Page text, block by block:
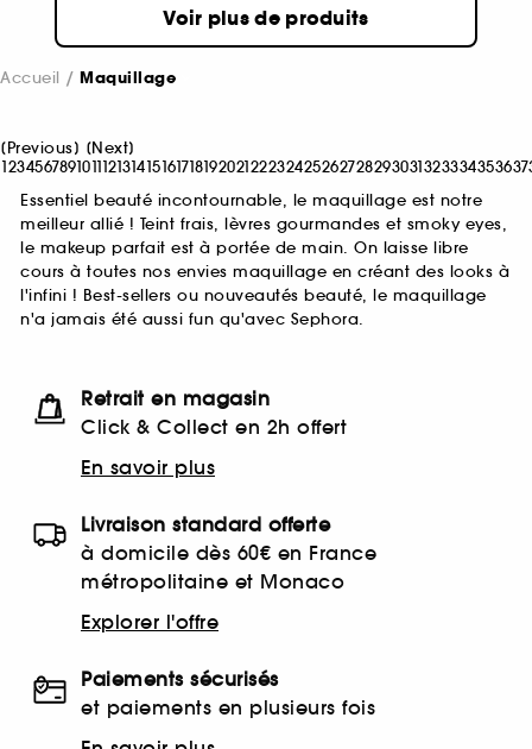
Voir plus de produits
Accueil Maquillage
[Previous] [Next]
12345678910111213141516171819202122232425262728293031323334353637
Essentiel beauté incontournable, le maquillage est notre
meilleur allié ! Teint frais, lèvres gourmandes et smoky eyes,
le makeup parfait est à portée de main. On laisse libre
cours à toutes nos envies maquillage en créant des looks à
l'infini ! Best-sellers ou nouveautés beauté, le maquillage
n'a jamais été aussi fun qu'avec Sephora.
Retrait en magasin
Click & Collect en 2h offert
En savoir plus
Livraison standard offerte
à domicile dès 60€ en France
métropolitaine et Monaco
Explorer l'offre
Paiements sécurisés
et paiements en plusieurs fois